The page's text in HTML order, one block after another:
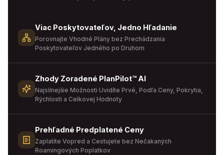
Viac Poskytovateľov, Jedno Hľadanie
Porovnajte Vhodné Plány bez Prechádzania
Poskytovateľov Jedného po Druhom
Zhody Zoradené PlanPilot™ AI
Najsilnejšie Možnosti Uvidíte Prvé, Podľa Ceny, Pokrytia,
Rýchlosti a Celkovej Hodnoty
Prehľadné Predplatené Ceny
Zaplatíte Vopred a Cestujete bez Nečakaných
Roamingových Poplatkov